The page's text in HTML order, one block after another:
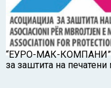
“ЕУРО-МАК-КОМПАНИ”
за заштита на